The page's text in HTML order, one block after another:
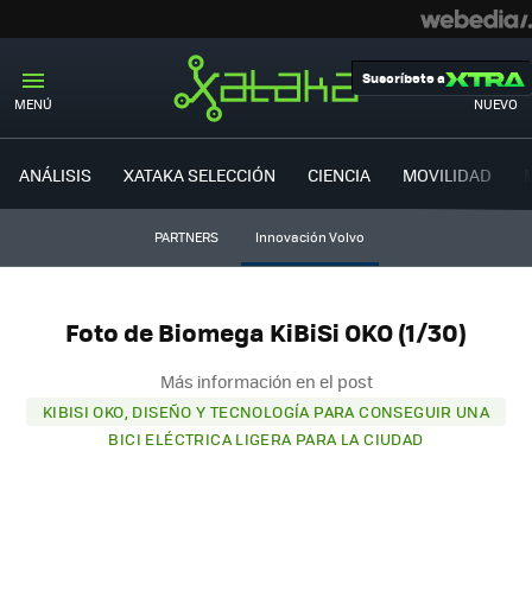
MENÚ NUEVO
Suscríbete a
ANÁLISIS XATAKA SELECCIÓN CIENCIA MOVILIDAD
PARTNERS Innovación Volvo
Foto de Biomega KiBiSi OKO (1/30)
Más información en el post
KIBISI OKO, DISEÑO Y TECNOLOGÍA PARA CONSEGUIR UNA
BICI ELÉCTRICA LIGERA PARA LA CIUDAD